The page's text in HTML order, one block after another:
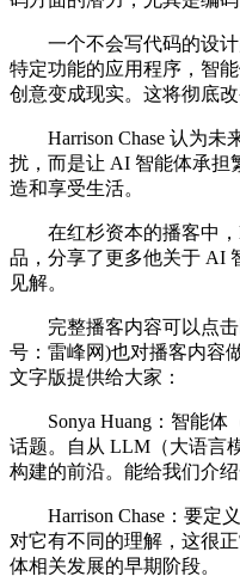
一个不会写代码的设计
特定功能的应用程序，智
创意变成现实。这将彻底
Harrison Chase 认为未
扰，而是让 AI 智能体承担
造和享受生活。
在红杉资本的播客中，
品，分享了更多他关于 AI
见解。
完整播客内容可以点击
号：雷峰网)也对播客内容
文字版提供给大家：
Sonya Huang：智能体
话题。自从 LLM（大语言
构建的前沿。能给我们介
Harrison Chase：要定
对它有不同的理解，这很
体相关发展的早期阶段。